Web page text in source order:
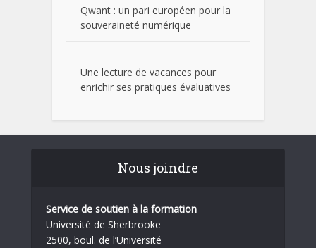
Qwant : un pari européen pour la
souveraineté numérique
Une lecture de vacances pour
enrichir ses pratiques évaluatives
Nous joindre
Service de soutien à la formation
Université de Sherbrooke
2500, boul. de l’Université